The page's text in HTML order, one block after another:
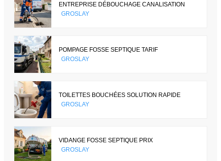
ENTREPRISE DÉBOUCHAGE CANALISATION
GROSLAY
POMPAGE FOSSE SEPTIQUE TARIF
GROSLAY
TOILETTES BOUCHÉES SOLUTION RAPIDE
GROSLAY
VIDANGE FOSSE SEPTIQUE PRIX
GROSLAY